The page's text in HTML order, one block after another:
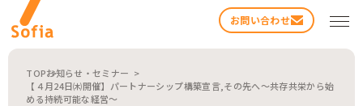
お問い合わせ
TOPお知らせ・セミナー
【４月24日㈭開催】パートナーシップ構築宣言,その先へ〜共存共栄から始
める持続可能な経営〜